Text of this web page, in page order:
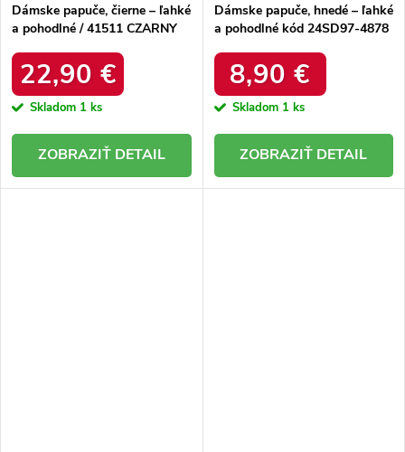
Dámske papuče, čierne – ľahké
a pohodlné / 41511 CZARNY
22,90 €
Skladom 1 ks
DETAIL
Dámske papuče, hnedé – ľahké
a pohodlné kód 24SD97-4878
8,90 €
Skladom 1 ks
DETAIL